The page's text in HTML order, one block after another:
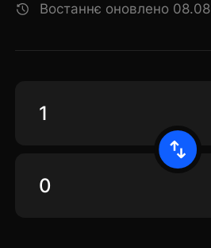
Востаннє оновлено